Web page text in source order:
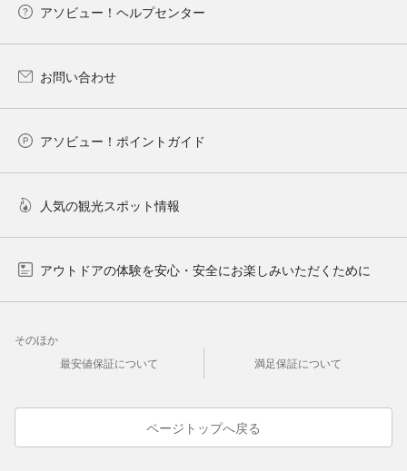
アソビュー！ヘルプセンター
お問い合わせ
アソビュー！ポイントガイド
人気の観光スポット情報
アウトドアの体験を安心・安全にお楽しみいただくために
そのほか
最安値保証について
満足保証について
ページトップへ戻る